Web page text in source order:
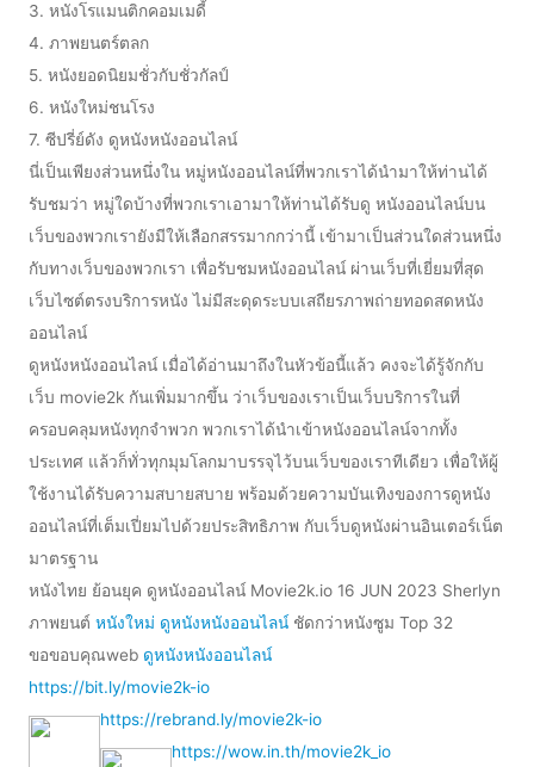
3. หนังโรแมนติกคอมเมดี้
4. ภาพยนตร์ตลก
5. หนังยอดนิยมชั่วกับชั่วกัลป์
6. หนังใหม่ชนโรง
7. ซีปรี่ย์ดัง ดูหนังหนังออนไลน์
นี่เป็นเพียงส่วนหนึ่งใน หมู่หนังออนไลน์ที่พวกเราได้นำมาให้ท่านได้
รับชมว่า หมู่ใดบ้างที่พวกเราเอามาให้ท่านได้รับดู หนังออนไลน์บน
เว็บของพวกเรายังมีให้เลือกสรรมากกว่านี้ เข้ามาเป็นส่วนใดส่วนหนึ่ง
กับทางเว็บของพวกเรา เพื่อรับชมหนังออนไลน์ ผ่านเว็บที่เยี่ยมที่สุด
เว็บไซต์ตรงบริการหนัง ไม่มีสะดุดระบบเสถียรภาพถ่ายทอดสดหนัง
ออนไลน์
ดูหนังหนังออนไลน์ เมื่อได้อ่านมาถึงในหัวข้อนี้แล้ว คงจะได้รู้จักกับ
เว็บ movie2k กันเพิ่มมากขึ้น ว่าเว็บของเราเป็นเว็บบริการในที่
ครอบคลุมหนังทุกจำพวก พวกเราได้นำเข้าหนังออนไลน์จากทั้ง
ประเทศ แล้วก็ทั่วทุกมุมโลกมาบรรจุไว้บนเว็บของเราทีเดียว เพื่อให้ผู้
ใช้งานได้รับความสบายสบาย พร้อมด้วยความบันเทิงของการดูหนัง
ออนไลน์ที่เต็มเปี่ยมไปด้วยประสิทธิภาพ กับเว็บดูหนังผ่านอินเตอร์เน็ต
มาตรฐาน
หนังไทย ย้อนยุค ดูหนังออนไลน์ Movie2k.io 16 JUN 2023 Sherlyn
ภาพยนต์ หนังใหม่ ดูหนังหนังออนไลน์ชัดกว่าหนังซูม Top 32
ขอขอบคุณweb ดูหนังหนังออนไลน์
https://bit.ly/movie2k-io
https://rebrand.ly/movie2k-io
https://wow.in.th/movie2k_io